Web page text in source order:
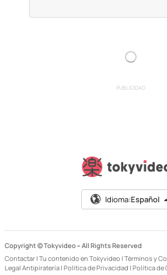
PUBLICIDAD
Idioma:Español
Copyright © Tokyvideo – All Rights Reserved
Contactar | Tu contenido en Tokyvideo | Términos y
Legal Antipiratería | Política de Privacidad | Política de